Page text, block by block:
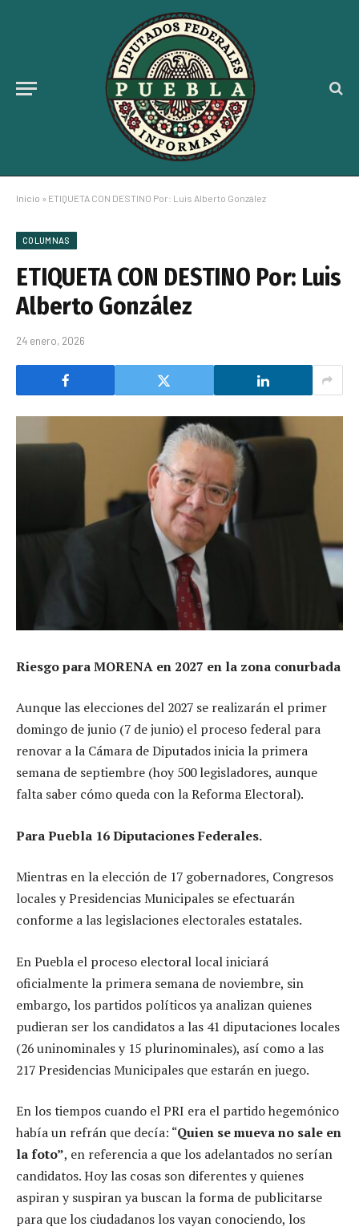
Inicio » ETIQUETA CON DESTINO Por: Luis Alberto González
COLUMNAS
ETIQUETA CON DESTINO Por: Luis
Alberto González
24 enero, 2026
Riesgo para MORENA en 2027 en la zona conurbada
Aunque las elecciones del 2027 se realizarán el primer
domingo de junio (7 de junio) el proceso federal para
renovar a la Cámara de Diputados inicia la primera
semana de septiembre (hoy 500 legisladores, aunque
falta saber cómo queda con la Reforma Electoral).
Para Puebla 16 Diputaciones Federales.
Mientras en la elección de 17 gobernadores, Congresos
locales y Presidencias Municipales se efectuarán
conforme a las legislaciones electorales estatales.
En Puebla el proceso electoral local iniciará
oficialmente la primera semana de noviembre, sin
embargo, los partidos políticos ya analizan quienes
pudieran ser los candidatos a las 41 diputaciones locales
(26 uninominales y 15 plurinominales), así como a las
217 Presidencias Municipales que estarán en juego.
En los tiempos cuando el PRI era el partido hegemónico
había un refrán que decía: “Quien se mueva no sale en
la foto”, en referencia a que los adelantados no serían
candidatos. Hoy las cosas son diferentes y quienes
aspiran y suspiran ya buscan la forma de publicitarse
para que los ciudadanos los vayan conociendo, los